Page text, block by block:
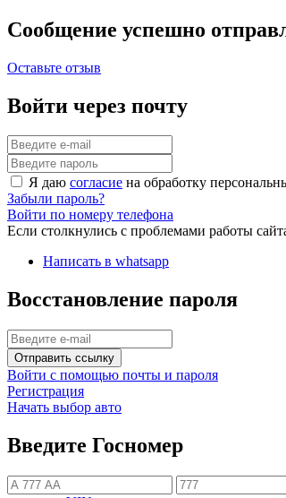
Сообщение успешно
Оставьте отзыв
Войти через почту
Я даю согласие на обработку
Забыли пароль?
Войти по номеру телефона
Если столкнулись с проблемами работы
Написать в whatsapp
Восстановление пароля
Отправить ссылку
Войти с помощью почты и пароля
Регистрация
Начать выбор авто
Введите Госномер